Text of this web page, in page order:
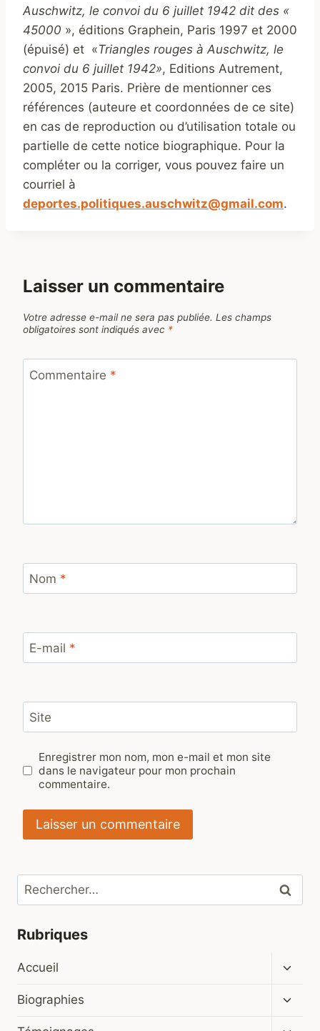
Auschwitz, le convoi du 6 juillet 1942 dit des «
45000 », éditions Graphein, Paris 1997 et 2000
(épuisé) et «Triangles rouges à Auschwitz, le
convoi du 6 juillet 1942», Editions Autrement,
2005, 2015 Paris. Prière de mentionner ces
références (auteure et coordonnées de ce site)
en cas de reproduction ou d’utilisation totale ou
partielle de cette notice biographique. Pour la
compléter ou la corriger, vous pouvez faire un
courriel à
deportes.politiques.auschwitz@gmail.com.
Laisser un commentaire
Votre adresse e-mail ne sera pas publiée. Les champs
obligatoires sont indiqués avec *
Commentaire *
Nom *
E-mail *
Site
Enregistrer mon nom, mon e-mail et mon site
dans le navigateur pour mon prochain
commentaire.
Rechercher :
Rubriques
Accueil
menu
Biographies
menu